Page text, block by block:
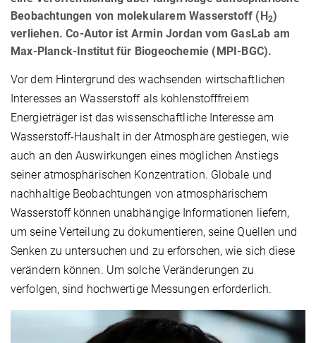
Beobachtungen von molekularem Wasserstoff (H2)
verliehen. Co-Autor ist Armin Jordan vom GasLab am
Max-Planck-Institut für Biogeochemie (MPI-BGC).
Vor dem Hintergrund des wachsenden wirtschaftlichen
Interesses an Wasserstoff als kohlenstofffreiem
Energieträger ist das wissenschaftliche Interesse am
Wasserstoff-Haushalt in der Atmosphäre gestiegen, wie
auch an den Auswirkungen eines möglichen Anstiegs
seiner atmosphärischen Konzentration. Globale und
nachhaltige Beobachtungen von atmosphärischem
Wasserstoff können unabhängige Informationen liefern,
um seine Verteilung zu dokumentieren, seine Quellen und
Senken zu untersuchen und zu erforschen, wie sich diese
verändern können. Um solche Veränderungen zu
verfolgen, sind hochwertige Messungen erforderlich.